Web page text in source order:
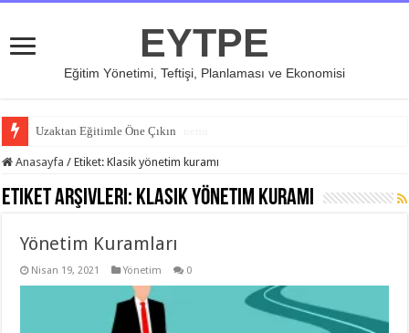
EYTPE
Eğitim Yönetimi, Teftişi, Planlaması ve Ekonomisi
Uzaktan Eğitimle Öne Çıkın
Özel Eğitim ve İş Birliğinin Önemi
Anasayfa / Etiket:Klasik yönetim kuramı
Etiket Arşivleri: Klasik yönetim kuramı
Yönetim Kuramları
Nisan 19, 2021 Yönetim 0